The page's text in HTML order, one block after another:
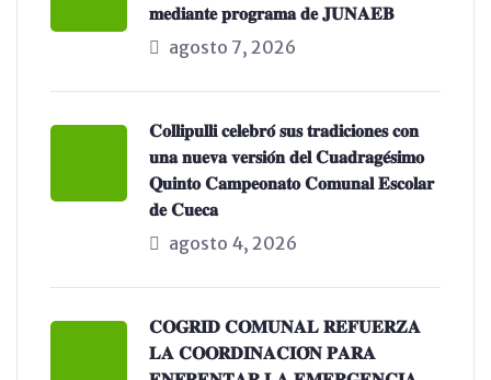
𝐦𝐞𝐝𝐢𝐚𝐧𝐭𝐞 𝐩𝐫𝐨𝐠𝐫𝐚𝐦𝐚 𝐝𝐞 𝐉𝐔𝐍𝐀𝐄𝐁
agosto 7, 2026
𝐂𝐨𝐥𝐥𝐢𝐩𝐮𝐥𝐥𝐢 𝐜𝐞𝐥𝐞𝐛𝐫𝐨́ 𝐬𝐮𝐬 𝐭𝐫𝐚𝐝𝐢𝐜𝐢𝐨𝐧𝐞𝐬 𝐜𝐨𝐧
𝐮𝐧𝐚 𝐧𝐮𝐞𝐯𝐚 𝐯𝐞𝐫𝐬𝐢𝐨́𝐧 𝐝𝐞𝐥 𝐂𝐮𝐚𝐝𝐫𝐚𝐠𝐞́𝐬𝐢𝐦𝐨
𝐐𝐮𝐢𝐧𝐭𝐨 𝐂𝐚𝐦𝐩𝐞𝐨𝐧𝐚𝐭𝐨 𝐂𝐨𝐦𝐮𝐧𝐚𝐥 𝐄𝐬𝐜𝐨𝐥𝐚𝐫
𝐝𝐞 𝐂𝐮𝐞𝐜𝐚
agosto 4, 2026
𝐂𝐎𝐆𝐑𝐈𝐃 𝐂𝐎𝐌𝐔𝐍𝐀𝐋 𝐑𝐄𝐅𝐔𝐄𝐑𝐙𝐀
𝐋𝐀 𝐂𝐎𝐎𝐑𝐃𝐈𝐍𝐀𝐂𝐈𝐎́𝐍 𝐏𝐀𝐑𝐀